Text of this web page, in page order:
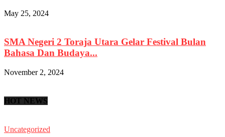
May 25, 2024
SMA Negeri 2 Toraja Utara Gelar Festival Bulan
Bahasa Dan Budaya...
November 2, 2024
HOT NEWS
Uncategorized